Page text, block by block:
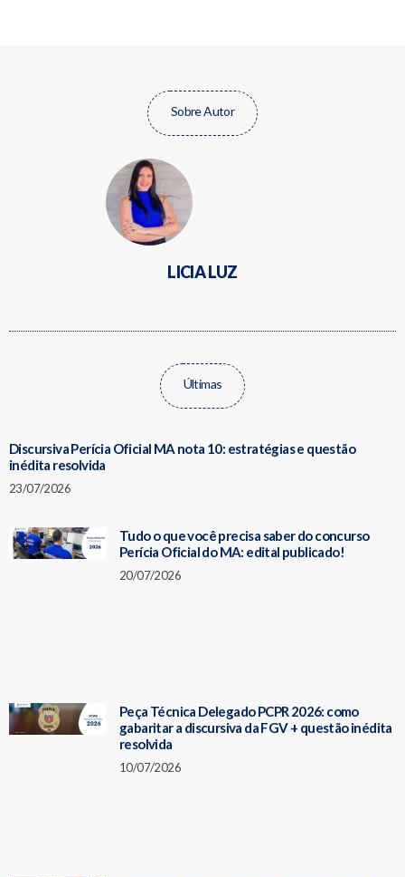
Sobre Autor
LICIA LUZ
Últimas
Discursiva Perícia Oficial MA nota 10: estratégias e questão
inédita resolvida
23/07/2026
Tudo o que você precisa saber do concurso
Perícia Oficial do MA: edital publicado!
20/07/2026
Peça Técnica Delegado PCPR 2026: como
gabaritar a discursiva da FGV + questão inédita
resolvida
10/07/2026